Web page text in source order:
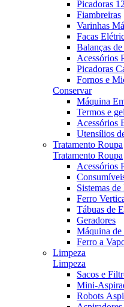
Picadoras
Fiambreiras
Varinhas
Facas
Balanças
Acessórios
Picadoras
Fornos e
Conservar
Máquina
Termos e
Acessórios
Utensílios
Tratamento Roupa
Tratamento Roupa
Acessórios
Sistemas
Ferro
Tábuas de
Geradores
Máquina de
Ferro a
Limpeza
Limpeza
Sacos e
Mini-
Robots